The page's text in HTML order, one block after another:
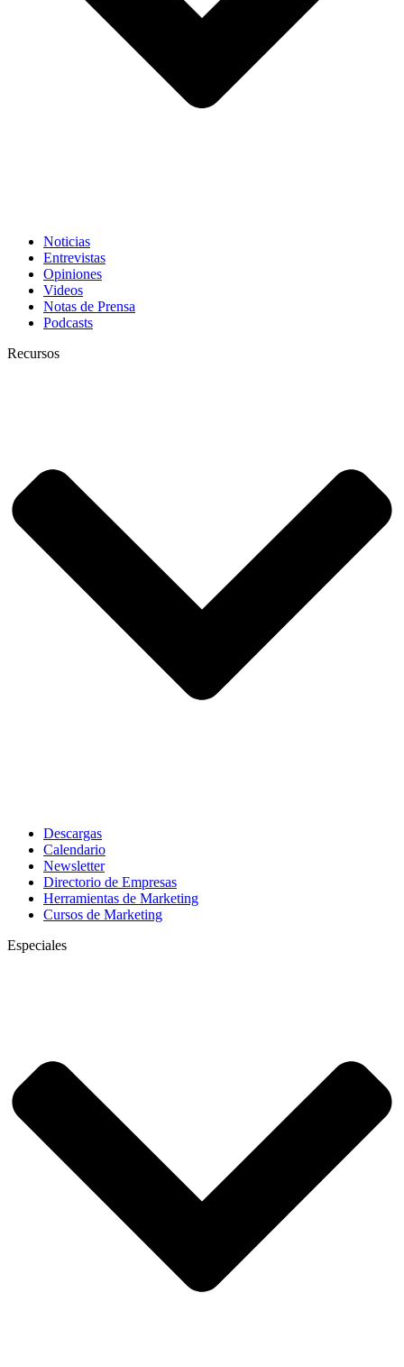
Noticias
Entrevistas
Opiniones
Videos
Notas de Prensa
Podcasts
Recursos
Descargas
Calendario
Newsletter
Directorio de Empresas
Herramientas de Marketing
Cursos de Marketing
Especiales